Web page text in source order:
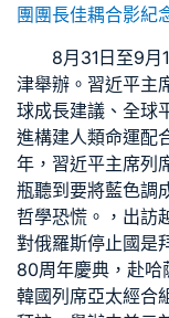
團團長佳耦合影紀
8月31日至9月
津舉辦。習近平主
球成長建議、全球
進構建人類命運配
年，習近平主席列
瓶聽到要將藍色調
哲學恐慌。，出訪
對俄羅斯停止國是
80周年慶典，赴哈
韓國列席亞太經合